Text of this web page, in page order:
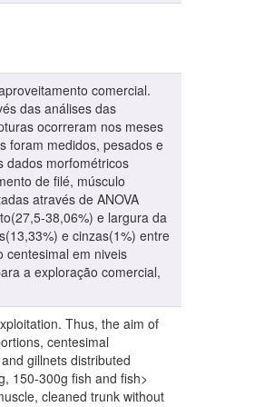
comercial.
das análises das
ocorreram nos meses
foram medidos, pesados e
dados morfométricos
de filé, músculo
através de ANOVA
38,06%) e largura da
e cinzas(1%) entre
centesimal em niveis
a exploração comercial,
Thus, the aim of
centesimal
gillnets distributed
150-300g fish and fish>
cleaned trunk without